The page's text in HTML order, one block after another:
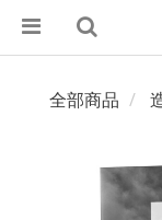
全部商品